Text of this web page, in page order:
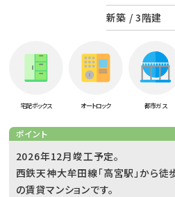
新築 / 3階建
宅配ボックス オートロック 都市ガス
ポイント
2026年12月竣工予定。
西鉄天神大牟田線「高宮駅」から
の賃貸マンションです。